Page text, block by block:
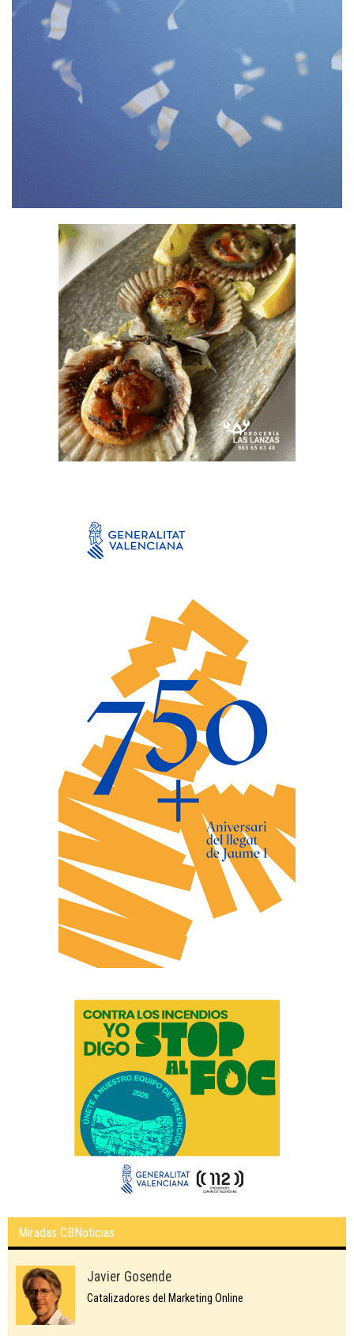
Miradas CBNoticias
Javier Gosende
Catalizadores del Marketing Online